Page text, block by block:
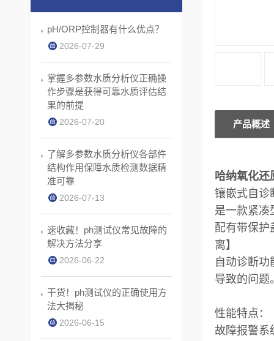
产品概述
哈纳氧化还
镶嵌式自诊
是一款紧凑
配有带保护
离】
自动诊断
导致的问题
性能特点：
故障报警系
pH/ORP控制器有什么优点？
2026-07-29
掌握多参数水质分析仪正确操
作步骤是获得可靠水质评估结
果的前提
2026-07-20
了解多参数水质分析仪各部件
结构作用保障水质检测数据精
准可靠
2026-07-13
速收藏！ph测试仪常见故障的
解决方法分享
2026-06-22
干货！ph测试仪的正确使用方
法大揭秘
2026-06-15